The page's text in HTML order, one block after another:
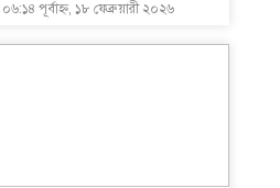
০৬:১৪ পূর্বাহ্ন, ১৮ ফেব্রুয়ারী ২০২৬